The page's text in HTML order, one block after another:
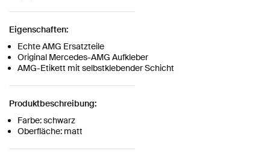
Eigenschaften:
Echte AMG Ersatzteile
Original Mercedes-AMG Aufkleber
AMG-Etikett mit selbstklebender Schicht
Produktbeschreibung:
Farbe: schwarz
Oberfläche: matt